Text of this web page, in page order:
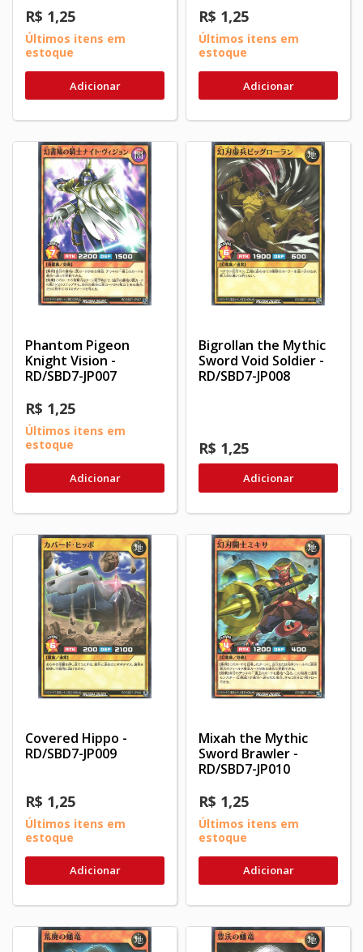
R$ 1,25
Últimos itens em
estoque
Adicionar
R$ 1,25
Últimos itens em
estoque
Adicionar
Phantom Pigeon
Knight Vision -
RD/SBD7-JP007
R$ 1,25
Últimos itens em
estoque
Adicionar
Bigrollan the Mythic
Sword Void Soldier -
RD/SBD7-JP008
R$ 1,25
Adicionar
Covered Hippo -
RD/SBD7-JP009
R$ 1,25
Últimos itens em
estoque
Adicionar
Mixah the Mythic
Sword Brawler -
RD/SBD7-JP010
R$ 1,25
Últimos itens em
estoque
Adicionar